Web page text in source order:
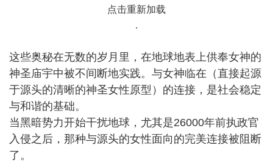
点击重新加载
.
这些奥秘在无数的岁月里，在地球地表上供奉女神的
神圣庙宇中被不间断地实践。与女神临在（直接起源
于源头的清晰的神圣女性原型）的连接，是社会稳定
与和谐的基础。
当黑暗势力开始干扰地球，尤其是26000年前执政官
入侵之后，那种与源头的女性面向的完美连接被阻断
了。